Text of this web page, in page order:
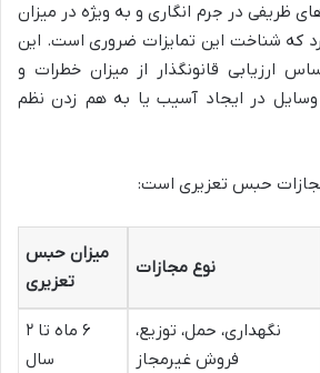
ظریفی در جرم انگاری و به ویژه در میزان
که شناخت این تمایزات ضروری است. این
ارزیابی قانونگذار از میزان خطرات و
وسایل در ایجاد آسیب یا به هم زدن نظم
حبس تعزیری است:
نوع مجازات
میزان حبس
تعزیری
نگهداری، حمل، توزیع،
فروش غیرمجاز
۶ ماه تا ۲
سال